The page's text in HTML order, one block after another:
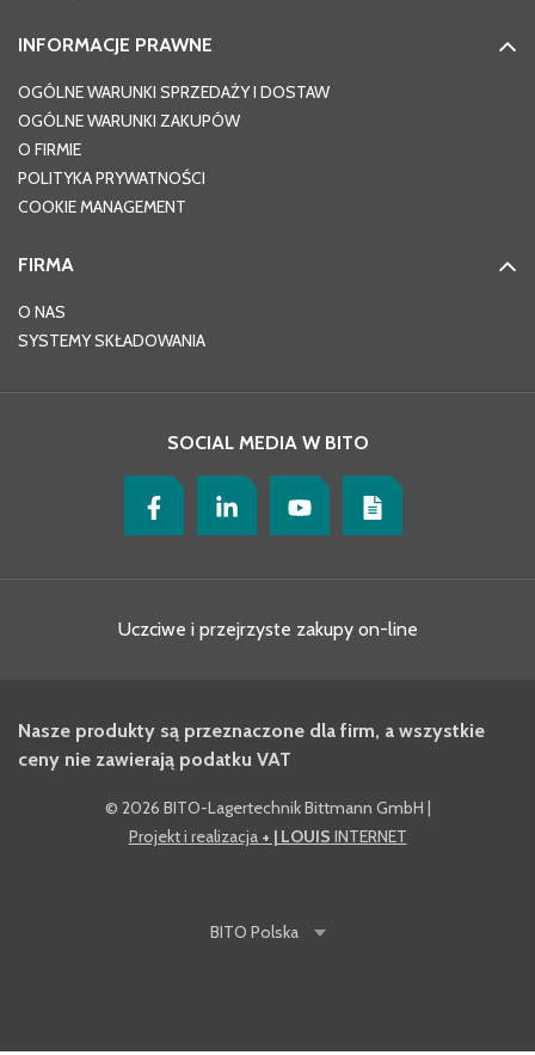
INFORMACJE PRAWNE
OGÓLNE WARUNKI SPRZEDAŻY I DOSTAW
OGÓLNE WARUNKI ZAKUPÓW
O FIRMIE
POLITYKA PRYWATNOŚCI
COOKIE MANAGEMENT
FIRMA
O NAS
SYSTEMY SKŁADOWANIA
SOCIAL MEDIA W BITO
Uczciwe i przejrzyste zakupy on-line
Nasze produkty są przeznaczone dla firm, a wszystkie
ceny nie zawierają podatku VAT
© 2026 BITO-Lagertechnik Bittmann GmbH |
Projekt i realizacja + | LOUIS INTERNET
BITO Polska